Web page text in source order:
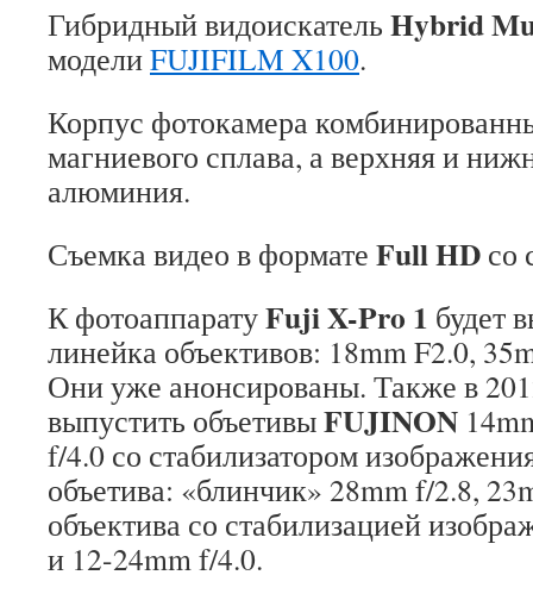
Гибридный видоискатель Hybrid
моделиFUJIFILM X100.
Корпус фотокамера
магниевого сплава, а верхняя и
алюминия.
Съемка видео в формате Full HD со
К фотоаппаратуFuji X-Pro 1 будет
линейка объективов: 18mm F2.0,
Они уже анонсированы. Также в
выпустить объетивыFUJINON
f/4.0 со стабилизатором
объетива: «блинчик» 28mm f/2.8,
объектива со стабилизацией
и 12-24mm f/4.0.